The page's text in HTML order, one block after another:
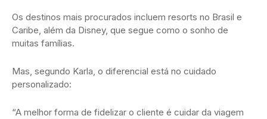
Os destinos mais procurados incluem resorts no Brasil e
Caribe, além da Disney, que segue como o sonho de
muitas famílias.
Mas, segundo Karla, o diferencial está no cuidado
personalizado:
“A melhor forma de fidelizar o cliente é cuidar da viagem